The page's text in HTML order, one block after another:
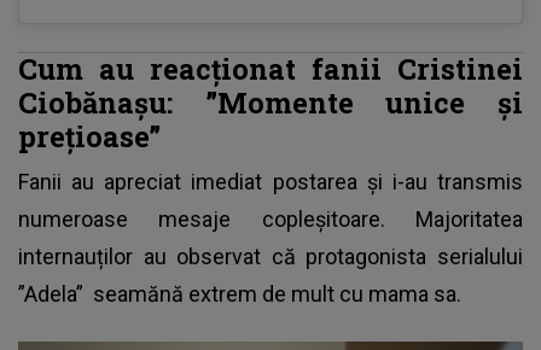
Cum au reacționat fanii Cristinei
Ciobănașu: ”Momente unice și
prețioase”
Fanii au apreciat imediat postarea și i-au transmis
numeroase mesaje copleșitoare. Majoritatea
internauților au observat că protagonista serialului
”Adela” seamănă extrem de mult cu mama sa.